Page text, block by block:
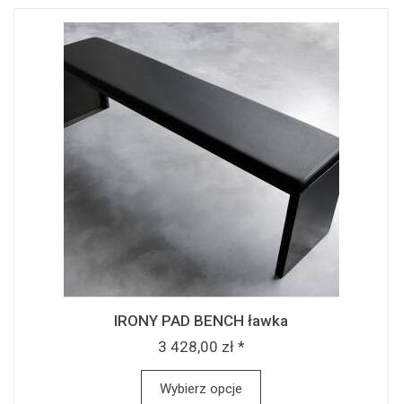
IRONY PAD BENCH ławka
3 428,00 zł *
Wybierz opcje